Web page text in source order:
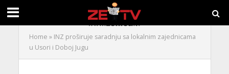
Home » INZ proširuje saradnju sa lokalnim zajednicama
u Usori i Doboj Jugu